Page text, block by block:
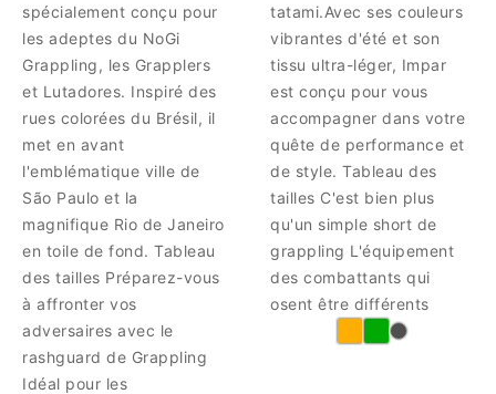
spécialement conçu pour
les adeptes du NoGi
Grappling, les Grapplers
et Lutadores. Inspiré des
rues colorées du Brésil, il
met en avant
l'emblématique ville de
São Paulo et la
magnifique Rio de Janeiro
en toile de fond. Tableau
des tailles Préparez-vous
à affronter vos
adversaires avec le
rashguard de Grappling
Idéal pour les
tatami.Avec ses couleurs
vibrantes d'été et son
tissu ultra-léger, Impar
est conçu pour vous
accompagner dans votre
quête de performance et
de style. Tableau des
tailles C'est bien plus
qu'un simple short de
grappling L'équipement
des combattants qui
osent être différents